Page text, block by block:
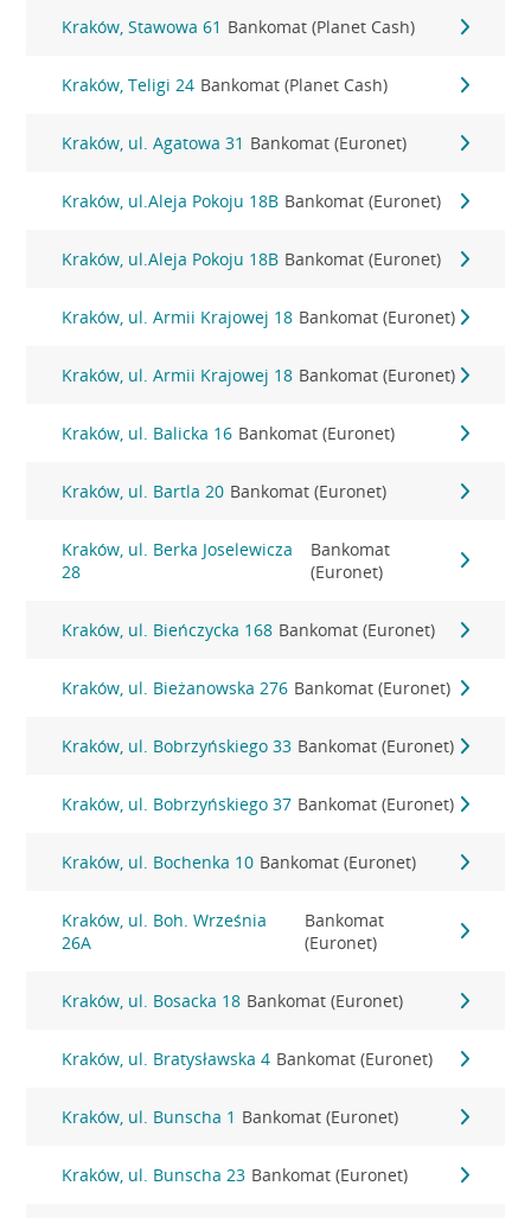
Kraków, Stawowa 61 Bankomat (Planet Cash)
Kraków, Teligi 24 Bankomat (Planet Cash)
Kraków, ul. Agatowa 31 Bankomat (Euronet)
Kraków, ul.Aleja Pokoju 18B Bankomat (Euronet)
Kraków, ul.Aleja Pokoju 18B Bankomat (Euronet)
Kraków, ul. Armii Krajowej 18 Bankomat (Euronet)
Kraków, ul. Armii Krajowej 18 Bankomat (Euronet)
Kraków, ul. Balicka 16 Bankomat (Euronet)
Kraków, ul. Bartla 20 Bankomat (Euronet)
Kraków, ul. Berka Joselewicza
28
Bankomat
(Euronet)
Kraków, ul. Bieńczycka 168 Bankomat (Euronet)
Kraków, ul. Bieżanowska 276 Bankomat (Euronet)
Kraków, ul. Bobrzyńskiego 33 Bankomat (Euronet)
Kraków, ul. Bobrzyńskiego 37 Bankomat (Euronet)
Kraków, ul. Bochenka 10 Bankomat (Euronet)
Kraków, ul. Boh. Września
26A
Bankomat
(Euronet)
Kraków, ul. Bosacka 18 Bankomat (Euronet)
Kraków, ul. Bratysławska 4 Bankomat (Euronet)
Kraków, ul. Bunscha 1 Bankomat (Euronet)
Kraków, ul. Bunscha 23 Bankomat (Euronet)